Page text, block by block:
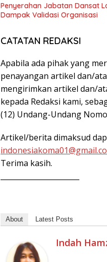
Penyerahan Jabatan Dansat
Dampak Validasi Organisasi
CATATAN REDAKSI
Apabila ada pihak yang
penayangan artikel dan/
mengirimkan artikel dan/
kepada Redaksi kami,
(12) Undang-Undang
Artikel/berita dimaksud
Terima kasih.
About Latest Posts
Indah